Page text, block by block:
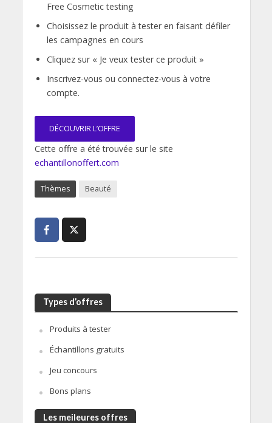
Free Cosmetic testing
Choisissez le produit à tester en faisant défiler
les campagnes en cours
Cliquez sur « Je veux tester ce produit »
Inscrivez-vous ou connectez-vous à votre
compte.
DÉCOUVRIR L’OFFRE
Cette offre a été trouvée sur le site
echantillonoffert.com
Thèmes Beauté
Types d’offres
Produits à tester
Échantillons gratuits
Jeu concours
Bons plans
Les meileures offres